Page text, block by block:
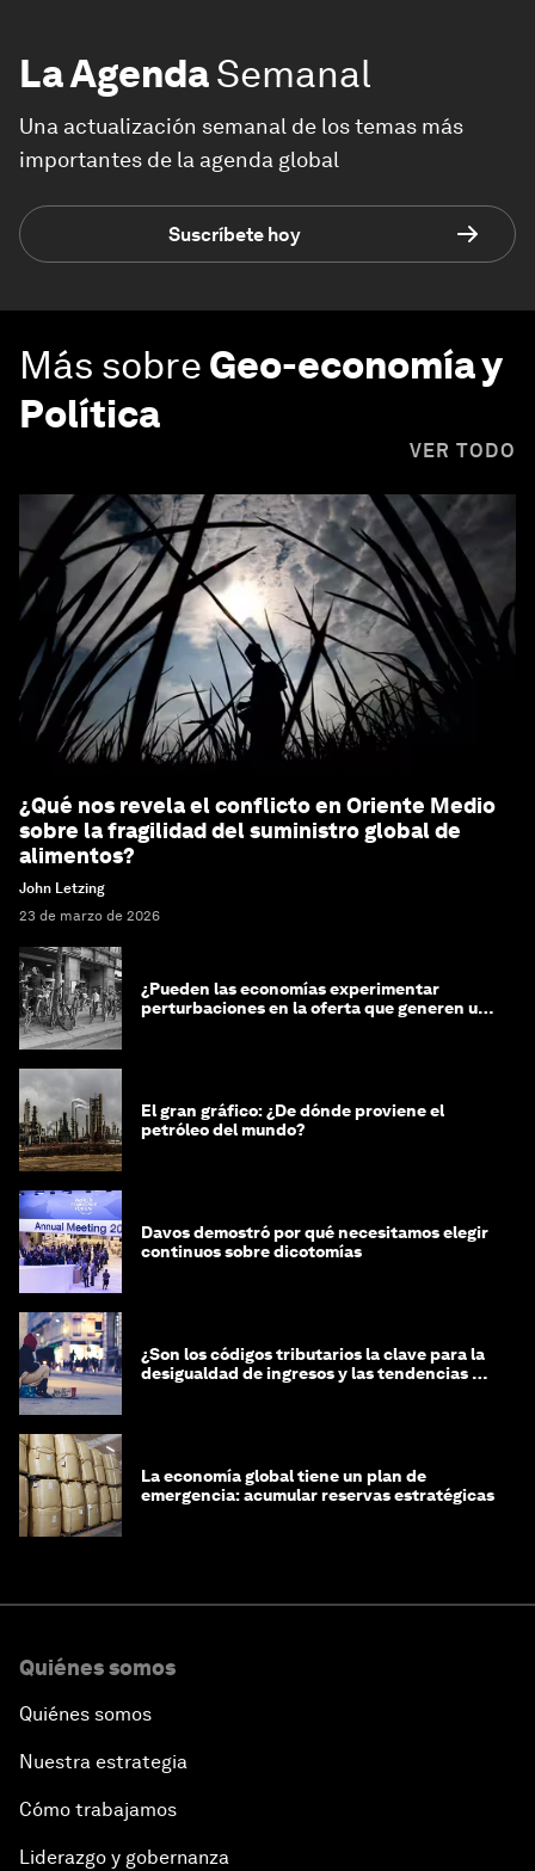
La AgendaSemanal
Una actualización semanal de los temas más
importantes de la agenda global
Suscríbete hoy
Más sobre Geo-economía y
Política
VER TODO
¿Qué nos revela el conflicto en Oriente Medio
sobre la fragilidad del suministro global de
alimentos?
John Letzing
23 de marzo de 2026
¿Pueden las economías experimentar
perturbaciones en la oferta que generen un
El gran gráfico: ¿De dónde proviene el
petróleo del mundo?
Davos demostró por qué necesitamos elegir
continuos sobre dicotomías
¿Son los códigos tributarios la clave para la
desigualdad de ingresos y las tendencias de
La economía global tiene un plan de
emergencia: acumular reservas estratégicas
Quiénes somos
Quiénes somos
Nuestra estrategia
Cómo trabajamos
Liderazgo y gobernanza